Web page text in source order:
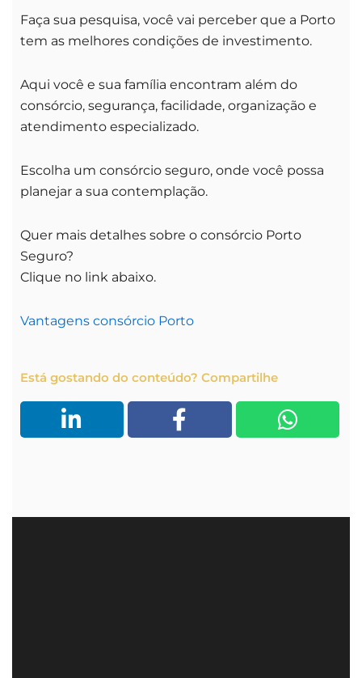
Faça sua pesquisa, você vai perceber que a Porto
tem as melhores condições de investimento.
Aqui você e sua família encontram além do
consórcio, segurança, facilidade, organização e
atendimento especializado.
Escolha um consórcio seguro, onde você possa
planejar a sua contemplação.
Quer mais detalhes sobre o consórcio Porto
Seguro?
Clique no link abaixo.
Vantagens consórcio Porto
Está gostando do conteúdo? Compartilhe